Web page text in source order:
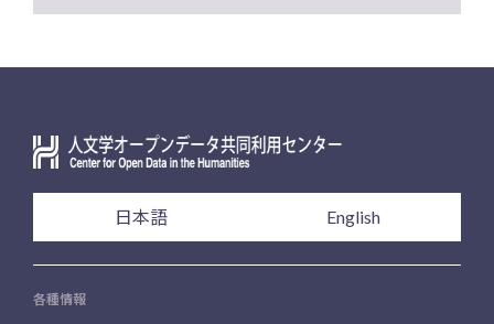
日本語 English
各種情報